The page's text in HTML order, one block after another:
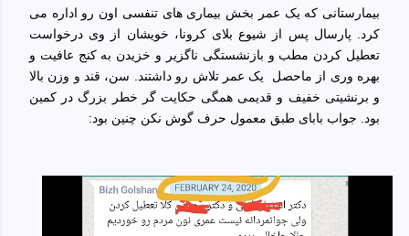
بیمارستانی که یک عمر بخش بیماری های تنفسی اون رو اداره می
کرد. پارسال پس از شیوع بلای کرونا، خویشان از وی درخواست
تعطیل کردن مطب و بازنشستگی ناگزیر و خزیدن به کنج عافیت و
بهره وری از ماحصل یک عمر تلاش رو داشتند. سن، قند و وزن بالا
و برنشیتی خفیف و قدیمی همگی حکایت گر خطر بزرگ در کمین
بود. جواب بابای طبق معمول حرف گوش نکن چنین بود: